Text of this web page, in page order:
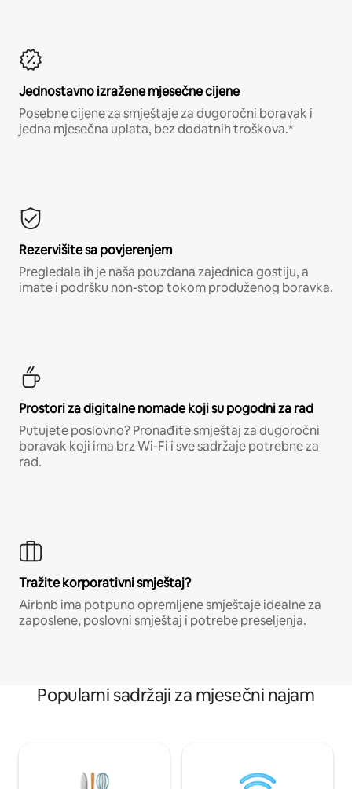
Jednostavno izražene mjesečne cijene
Posebne cijene za smještaje za dugoročni boravak i
jedna mjesečna uplata, bez dodatnih troškova.*
Rezervišite sa povjerenjem
Pregledala ih je naša pouzdana zajednica gostiju, a
imate i podršku non-stop tokom produženog boravka.
Prostori za digitalne nomade koji su pogodni za rad
Putujete poslovno? Pronađite smještaj za dugoročni
boravak koji ima brz Wi-Fi i sve sadržaje potrebne za
rad.
Tražite korporativni smještaj?
Airbnb ima potpuno opremljene smještaje idealne za
zaposlene, poslovni smještaj i potrebe preseljenja.
Popularni sadržaji za mjesečni najam